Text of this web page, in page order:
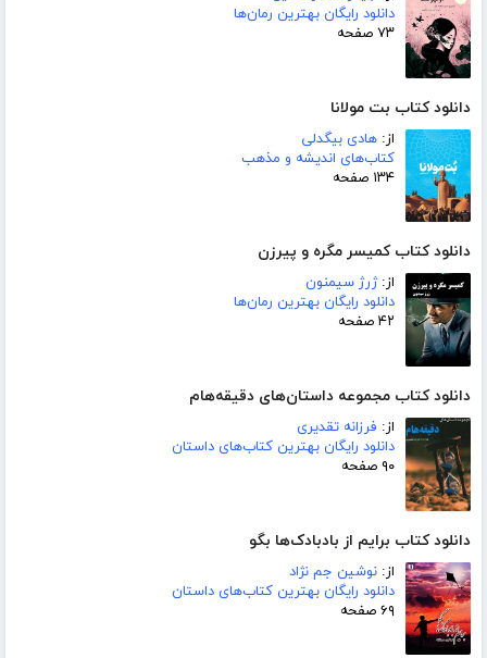
دانلود رایگان بهترین رمان‌ها
۷۳ صفحه
دانلود کتاب بت مولانا
از: هادی بیگدلی
کتاب‌های اندیشه و مذهب
۱۳۴ صفحه
دانلود کتاب کمیسر مگره و پیرزن
از:ژرژ سیمنون
دانلود رایگان بهترین رمان‌ها
۴۲ صفحه
دانلود کتاب مجموعه داستان‌های دقیقه‌هام
از: فرزانه تقدیری
دانلود رایگان بهترین کتاب‌های داستان
۹۰ صفحه
دانلود کتاب برایم از بادبادک‌ها بگو
از: نوشین جم نژاد
دانلود رایگان بهترین کتاب‌های داستان
۶۹ صفحه